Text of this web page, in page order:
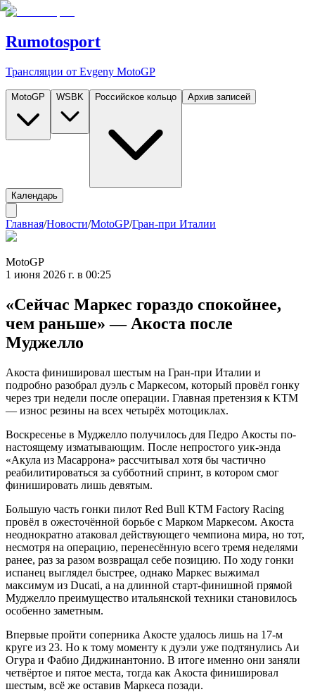
Rumotosport
Трансляции от Evgeny MotoGP
MotoGP WSBK Российское кольцо Архив записей
Календарь
Главная/Новости/MotoGP/Гран-при Италии
MotoGP
1 июня 2026 г. в 00:25
«Сейчас Маркес гораздо спокойнее,
чем раньше» — Акоста после
Муджелло
Акоста финишировал шестым на Гран-при Италии и
подробно разобрал дуэль с Маркесом, который провёл гонку
через три недели после операции. Главная претензия к KTM
— износ резины на всех четырёх мотоциклах.
Воскресенье в Муджелло получилось для Педро Акосты по-
настоящему изматывающим. После непростого уик-энда
«Акула из Масаррона» рассчитывал хотя бы частично
реабилитироваться за субботний спринт, в котором смог
финишировать лишь девятым.
Большую часть гонки пилот Red Bull KTM Factory Racing
провёл в ожесточённой борьбе с Марком Маркесом. Акоста
неоднократно атаковал действующего чемпиона мира, но тот,
несмотря на операцию, перенесённую всего тремя неделями
ранее, раз за разом возвращал себе позицию. По ходу гонки
испанец выглядел быстрее, однако Маркес выжимал
максимум из Ducati, а на длинной старт-финишной прямой
Муджелло преимущество итальянской техники становилось
особенно заметным.
Впервые пройти соперника Акосте удалось лишь на 17-м
круге из 23. Но к тому моменту к дуэли уже подтянулись Аи
Огура и Фабио Диджинантонио. В итоге именно они заняли
четвёртое и пятое места, тогда как Акоста финишировал
шестым, всё же оставив Маркеса позади.